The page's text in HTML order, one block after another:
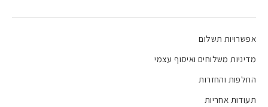
אפשרויות תשלום
מדיניות משלוחים ואיסוף עצמי
החלפות והחזרות
תעודות אחריות